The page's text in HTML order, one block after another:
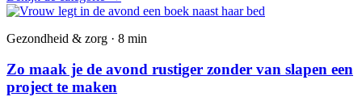
Gezondheid & zorg · 8 min
Zo maak je de avond rustiger zonder van slapen een
project te maken